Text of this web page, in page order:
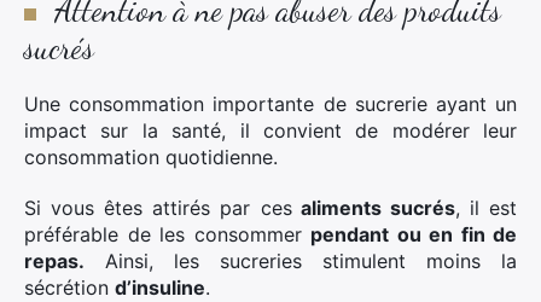
Attention à ne pas abuser des produits
sucrés
Une consommation importante de sucrerie ayant un
impact sur la santé, il convient de modérer leur
consommation quotidienne.
Si vous êtes attirés par cesaliments sucrés, il est
préférable de les consommer pendant ou en fin de
repas. Ainsi, les sucreries stimulent moins la
sécrétion d’insuline.